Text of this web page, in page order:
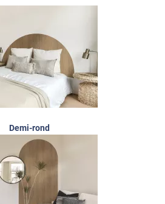
Demi-rond